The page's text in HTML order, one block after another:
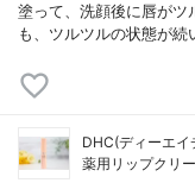
塗って、洗顔後に唇がツ
も、ツルツルの状態が
DHC(ディーエイ
薬用リップクリ